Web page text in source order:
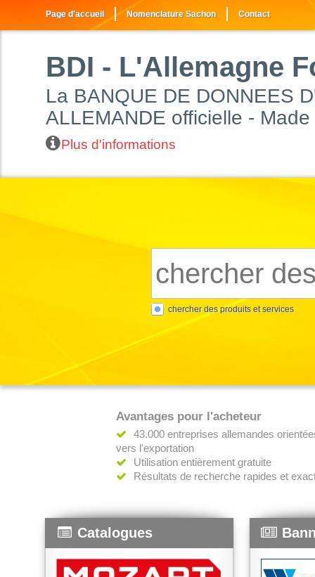
Page d'accueil Nomenclature Sachon Contact
BDI - L'Allemagne
La BANQUE DE DONNEES
ALLEMANDE officielle -
Plus d'informations
chercher des produits et services
Avantages pour l'acheteur
43.000 entreprises allemandes
vers l'exportation
Utilisation entièrement gratuite
Résultats de recherche rapides et
Catalogues